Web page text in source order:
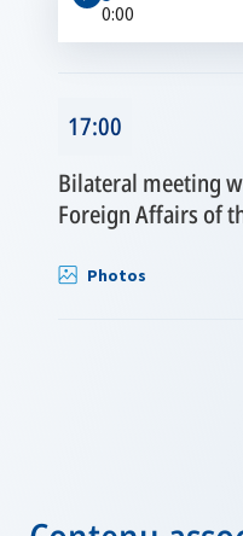
0:00
17:00
Bilateral meeting
Foreign Affairs of
Photos